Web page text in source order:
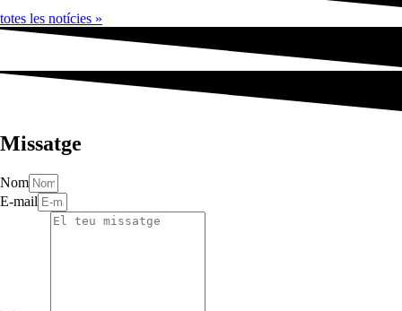
totes les notícies »
Missatge
Nom
E-mail